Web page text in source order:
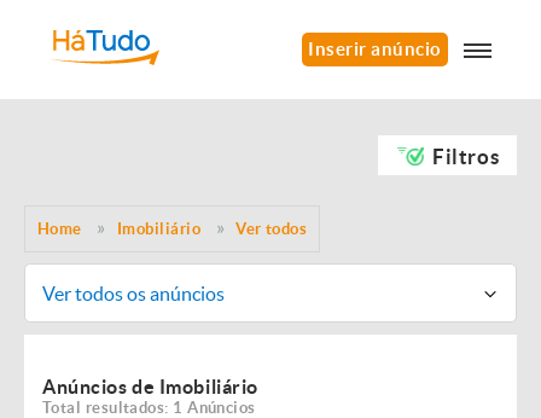
Inserir anúncio
Filtros
Home Imobiliário Ver todos
Ver todos os anúncios
Anúncios de Imobiliário
Total resultados: 1 Anúncios